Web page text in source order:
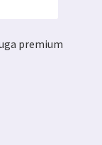
premium